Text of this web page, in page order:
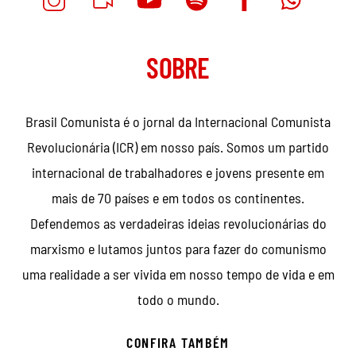
SOBRE
Brasil Comunista é o jornal da Internacional Comunista
Revolucionária (ICR) em nosso país. Somos um partido
internacional de trabalhadores e jovens presente em
mais de 70 países e em todos os continentes.
Defendemos as verdadeiras ideias revolucionárias do
marxismo e lutamos juntos para fazer do comunismo
uma realidade a ser vivida em nosso tempo de vida e em
todo o mundo.
CONFIRA TAMBÉM